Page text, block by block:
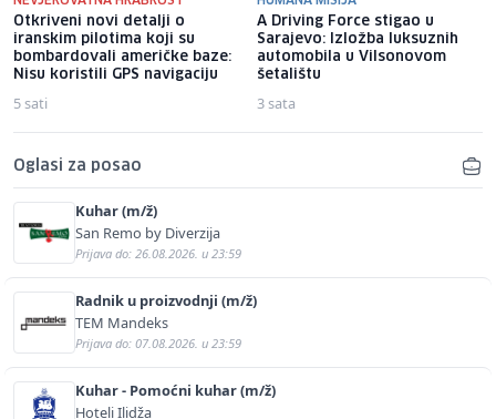
Otkriveni novi detalji o
iranskim pilotima koji su
bombardovali američke baze:
Nisu koristili GPS navigaciju
5 sati
A Driving Force stigao u
Sarajevo: Izložba luksuznih
automobila u Vilsonovom
šetalištu
3 sata
Oglasi za posao
Kuhar (m/ž)
San Remo by Diverzija
Prijava do: 26.08.2026. u 23:59
Radnik u proizvodnji (m/ž)
TEM Mandeks
Prijava do: 07.08.2026. u 23:59
Kuhar - Pomoćni kuhar (m/ž)
Hoteli Ilidža